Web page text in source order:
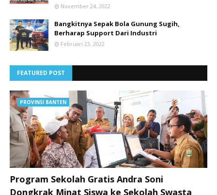
November 24, 2022
Bangkitnya Sepak Bola Gunung Sugih,
Berharap Support Dari Industri
Februari 23, 2022
FEATURED POST
PROVINSI BANTEN
Program Sekolah Gratis Andra Soni
Dongkrak Minat Siswa ke Sekolah Swasta